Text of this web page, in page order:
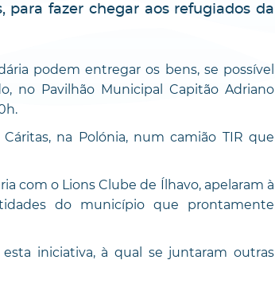
fazer chegar aos refugiados da
podem entregar os bens, se possível
no Pavilhão Municipal Capitão Adriano
na Polónia, num camião TIR que
com o Lions Clube de Ílhavo, apelaram à
do município que prontamente
iniciativa, à qual se juntaram outras